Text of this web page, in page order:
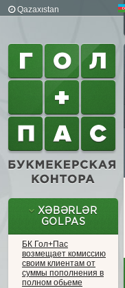
Qazaxıstan
XƏBƏRLƏR
GOLPAS
БК Гол+Пас
возмещает комиссию
своим клиентам от
суммы пополнения в
полном обьеме